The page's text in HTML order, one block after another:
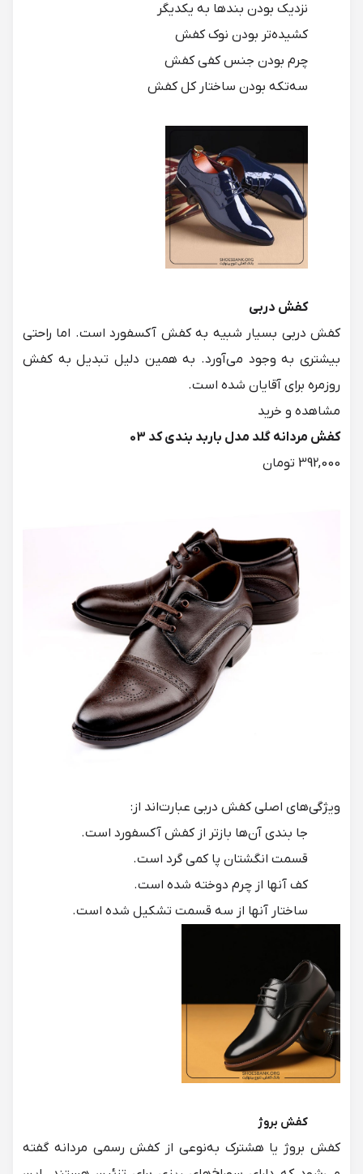
نزدیک بودن بندها به یکدیگر
کشیده‌تر بودن نوک کفش
چرم بودن جنس کفی کفش
سه‌تکه بودن ساختار کل کفش
کفش دربی
کفش دربی بسیار شبیه به کفش آکسفورد است. اما راحتی
بیشتری به وجود می‌آورد. به همین دلیل تبدیل به کفش
روزمره برای آقایان شده است.
کفش مردانه گلد مدل باربد بندی کد 03
392,000 تومان
ویژگی‌های اصلی کفش دربی عبارت‌اند از:
جا بندی آن‌ها بازتر از کفش آکسفورد است.
قسمت انگشتان پا کمی گرد است.
کف آنها از چرم دوخته شده است.
ساختار آنها از سه قسمت تشکیل شده است.
کفش بروژ
کفش بروژ یا هشترک به‌نوعی از کفش رسمی مردانه گفته